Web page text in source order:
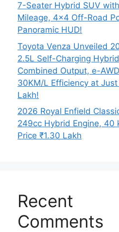
7-Seater Hybrid SUV
Mileage, 4×4 Off-Road
Panoramic HUD!
Toyota Venza Unveiled
2.5L Self-Charging
Combined Output, e-
30KM/L Efficiency at
Lakh!
2026 Royal Enfield
249cc Hybrid Engine, 40
Price ₹1.30 Lakh
Recent
Comments